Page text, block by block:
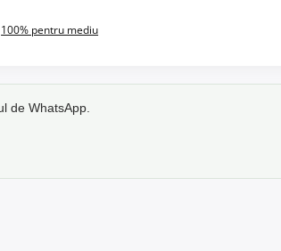
100% pentru mediu
de WhatsApp.